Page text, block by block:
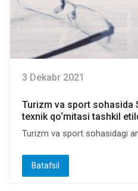
3 Dekabr 2021
Turizm va sport sohasida
texnik qo‘mitasi tashkil
Turizm va sport sohasidagi
Batafsil